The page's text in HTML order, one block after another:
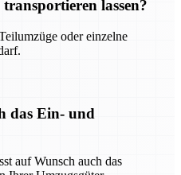
lassen?
oder einzelne
das Ein- und
auf Wunsch auch das